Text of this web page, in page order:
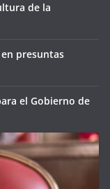
de la
presuntas
el Gobierno de